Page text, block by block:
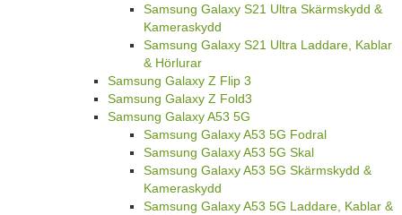
Samsung Galaxy S21 Ultra Skärmskydd &
Kameraskydd
Samsung Galaxy S21 Ultra Laddare, Kablar
& Hörlurar
Samsung Galaxy Z Flip 3
Samsung Galaxy Z Fold3
Samsung Galaxy A53 5G
Samsung Galaxy A53 5G Fodral
Samsung Galaxy A53 5G Skal
Samsung Galaxy A53 5G Skärmskydd &
Kameraskydd
Samsung Galaxy A53 5G Laddare, Kablar &